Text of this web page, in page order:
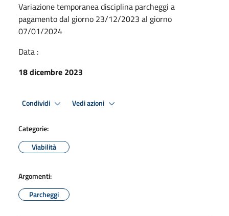
Variazione temporanea disciplina parcheggi a
pagamento dal giorno 23/12/2023 al giorno
07/01/2024
Data :
18 dicembre 2023
Condividi Vedi azioni
Categorie:
Viabilità
Argomenti:
Parcheggi